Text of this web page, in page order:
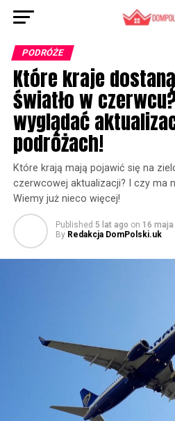
PODRÓŻE
Które kraje
światło w
wyglądać
podróżach!
Które krają mają pojawić się na
czerwcowej aktualizacji? I czy ma
Wiemy już nieco więcej!
Published 5 lat ago on 16 maja
By Redakcja DomPolski.uk